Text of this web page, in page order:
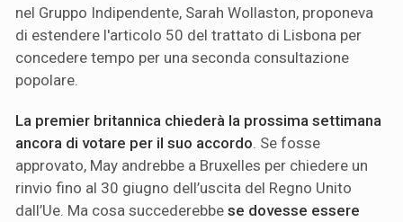
nel Gruppo Indipendente, Sarah Wollaston, proponeva
di estendere l'articolo 50 del trattato di Lisbona per
concedere tempo per una seconda consultazione
popolare.
La premier britannica chiederà la prossima settimana
ancora di votare per il suo accordo . Se fosse
approvato, May andrebbe a Bruxelles per chiedere un
rinvio fino al 30 giugno dell’uscita del Regno Unito
dall’Ue. Ma cosa succederebbe se dovesse essere